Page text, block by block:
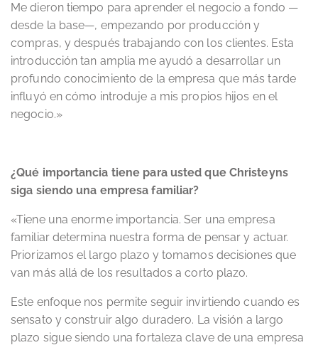
Me dieron tiempo para aprender el negocio a fondo —
desde la base—, empezando por producción y
compras, y después trabajando con los clientes. Esta
introducción tan amplia me ayudó a desarrollar un
profundo conocimiento de la empresa que más tarde
influyó en cómo introduje a mis propios hijos en el
negocio.»
¿Qué importancia tiene para usted que Christeyns
siga siendo una empresa familiar?
«Tiene una enorme importancia. Ser una empresa
familiar determina nuestra forma de pensar y actuar.
Priorizamos el largo plazo y tomamos decisiones que
van más allá de los resultados a corto plazo.
Este enfoque nos permite seguir invirtiendo cuando es
sensato y construir algo duradero. La visión a largo
plazo sigue siendo una fortaleza clave de una empresa